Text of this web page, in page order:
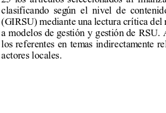
clasificando según el nivel de
(GIRSU) mediante una lectura crítica del
a modelos de gestión y gestión de RSU.
los referentes en temas indirectamente
actores locales.